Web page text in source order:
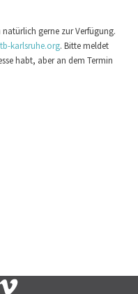
gerne zur Verfügung.
karlsruhe.org. Bitte meldet
habt, aber an dem Termin